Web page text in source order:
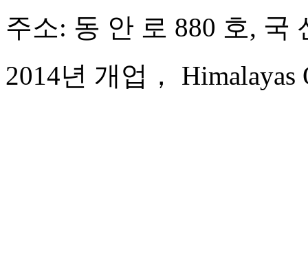
주소: 동 안 로 880 호, 국
2014년 개업， Himalayas